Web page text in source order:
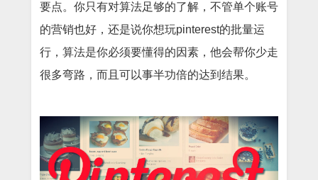
要点。你只有对算法足够的了解，不管单个账号
的营销也好，还是说你想玩pinterest的批量运
行，算法是你必须要懂得的因素，他会帮你少走
很多弯路，而且可以事半功倍的达到结果。